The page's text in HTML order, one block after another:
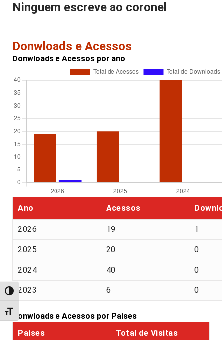
Alternar alto contraste
Alternar tamanho da fonte
Ninguem escreve ao coronel
Donwloads e Acessos
Donwloads e Acessos por ano
Ano Acessos
2026 19 1
2025 20 0
2024 40 0
2023 6 0
Donwloads e Acessos por Países
Países
Total de Visitas